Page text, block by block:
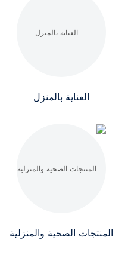
العناية بالمنزل
المنتجات الصحية والمنزلية